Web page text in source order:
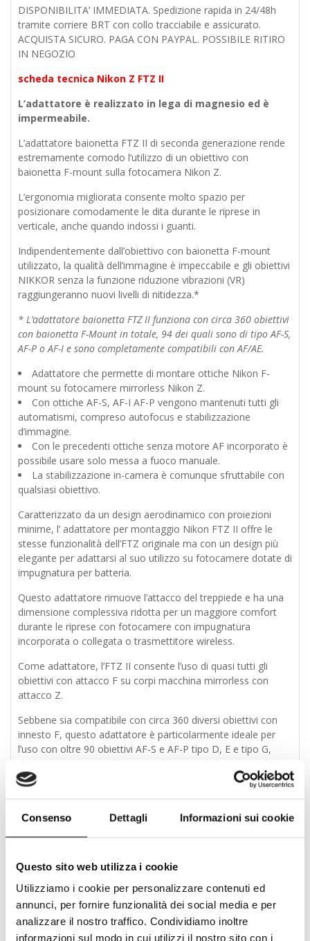
Consenso Dettagli Informazioni sui cookie
Questo sito web utilizza i cookie
Utilizziamo i cookie per personalizzare contenuti ed
annunci, per fornire funzionalità dei social media e per
analizzare il nostro traffico. Condividiamo inoltre
informazioni sul modo in cui utilizzi il nostro sito con i
DISPONIBILITA’ IMMEDIATA. Spedizione rapida in 24/48h
tramite corriere BRT con collo tracciabile e assicurato.
ACQUISTA SICURO. PAGA CON PAYPAL. POSSIBILE RITIRO
IN NEGOZIO
scheda tecnica Nikon Z FTZ II
L’adattatore è realizzato in lega di magnesio ed è
impermeabile.
L’adattatore baionetta FTZ II di seconda generazione rende
estremamente comodo l’utilizzo di un obiettivo con
baionetta F-mount sulla fotocamera Nikon Z.
L’ergonomia migliorata consente molto spazio per
posizionare comodamente le dita durante le riprese in
verticale, anche quando indossi i guanti.
Indipendentemente dall’obiettivo con baionetta F-mount
utilizzato, la qualità dell’immagine è impeccabile e gli obiettivi
NIKKOR senza la funzione riduzione vibrazioni (VR)
raggiungeranno nuovi livelli di nitidezza.*
* L’adattatore baionetta FTZ II funziona con circa 360 obiettivi
con baionetta F-Mount in totale, 94 dei quali sono di tipo AF-S,
AF-P o AF-I e sono completamente compatibili con AF/AE.
Adattatore che permette di montare ottiche Nikon F-
mount su fotocamere mirrorless Nikon Z.
Con ottiche AF-S, AF-I AF-P vengono mantenuti tutti gli
automatismi, compreso autofocus e stabilizzazione
d’immagine.
Con le precedenti ottiche senza motore AF incorporato è
possibile usare solo messa a fuoco manuale.
La stabilizzazione in-camera è comunque sfruttabile con
qualsiasi obiettivo.
Caratterizzato da un design aerodinamico con proiezioni
minime, l’ adattatore per montaggio Nikon FTZ II offre le
stesse funzionalità dell’FTZ originale ma con un design più
elegante per adattarsi al suo utilizzo su fotocamere dotate di
impugnatura per batteria.
Questo adattatore rimuove l’attacco del treppiede e ha una
dimensione complessiva ridotta per un maggiore comfort
durante le riprese con fotocamere con impugnatura
incorporata o collegata o trasmettitore wireless.
Come adattatore, l’FTZ II consente l’uso di quasi tutti gli
obiettivi con attacco F su corpi macchina mirrorless con
attacco Z.
Sebbene sia compatibile con circa 360 diversi obiettivi con
innesto F, questo adattatore è particolarmente ideale per
l’uso con oltre 90 obiettivi AF-S e AF-P tipo D, E e tipo G,
dove mantiene completamente le capacità di messa a fuoco
automatica ed esposizione automatica per uso continuo
Compatibilità degli obiettivi
Obiettivi con messa a fuoco automatica
AF-S tipo G, E e D; AF-P tipo G ed E; AF-I tipo D: supporto
completo di autofocus, MF (con supporto per telemetro
elettronico), modalità di esposizione completamente
automatica e misurazione dell’esposizione AF tipo G e D:
solo messa a fuoco manuale (con supporto del telemetro